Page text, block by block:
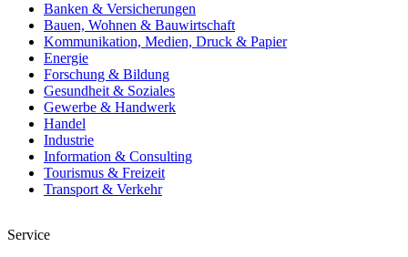
Banken & Versicherungen
Bauen, Wohnen & Bauwirtschaft
Kommunikation, Medien, Druck & Papier
Energie
Forschung & Bildung
Gesundheit & Soziales
Gewerbe & Handwerk
Handel
Industrie
Information & Consulting
Tourismus & Freizeit
Transport & Verkehr
Service